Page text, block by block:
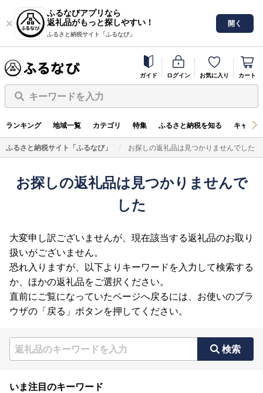
ふるなびアプリなら
返礼品がもっと探しやすい！
ふるさと納税サイト「ふるなび」
開く
ガイド ログイン お気に入り カート
キーワードを入力
ランキング 地域一覧 カテゴリ 特集 ふるさと納税を知る キャン
ふるさと納税サイト「ふるなび」 お探しの返礼品は見つかりませんでした
お探しの返礼品は見つかりませんで
した
大変申し訳ございませんが、現在該当する返礼品のお取り
扱いがございません。
恐れ入りますが、以下よりキーワードを入力して検索する
か、ほかの返礼品をご選択ください。
直前にご覧になっていたページへ戻るには、お使いのブラ
ウザの「戻る」ボタンを押してください。
検索
いま注目のキーワード